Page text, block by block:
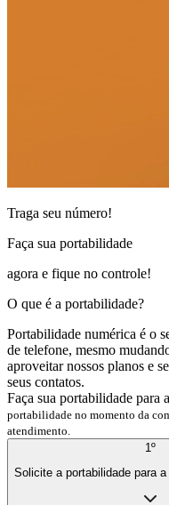
Traga seu número!
Faça sua portabilidade
agora e fique no controle!
O que é a portabilidade?
Portabilidade numérica é o
de telefone, mesmo
aproveitar nossos planos e
seus contatos.
Faça sua portabilidade para
portabilidade no momento da
atendimento.
1º
Solicite a portabilidade para